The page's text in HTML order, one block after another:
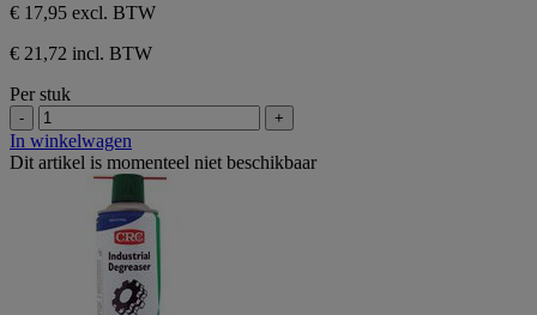
€ 17,95 excl. BTW
€ 21,72 incl. BTW
Per stuk
- +
In winkelwagen
Dit artikel is momenteel niet beschikbaar